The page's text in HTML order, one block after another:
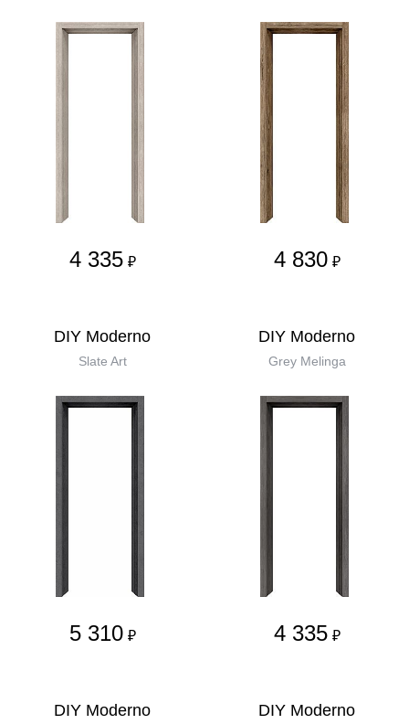
4 335 ₽ 4 830 ₽
DIY Moderno
Slate Art
5 310 ₽
DIY Moderno
Grey Melinga
4 335 ₽
DIY Moderno DIY Moderno